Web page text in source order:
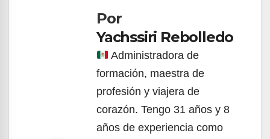
entradasPor
Yachssiri Rebolledo
Administradora de
formación, maestra de
profesión y viajera de
corazón. Tengo 31 años y 8
años de experiencia como